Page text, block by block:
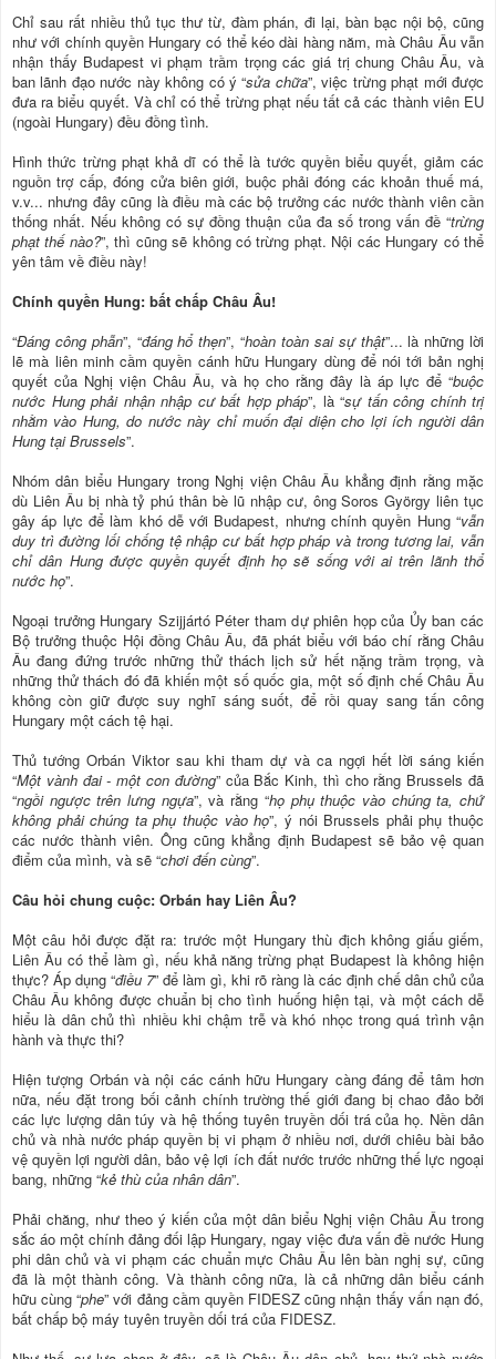
Chỉ sau rất nhiều thủ tục thư từ, đàm phán, đi lại, bàn bạc nội bộ, cũng
như với chính quyền Hungary có thể kéo dài hàng năm, mà Châu Âu vẫn
nhận thấy Budapest vi phạm trầm trọng các giá trị chung Châu Âu, và
ban lãnh đạo nước này không có ý “sửa chữa”, việc trừng phạt mới được
đưa ra biểu quyết. Và chỉ có thể trừng phạt nếu tất cả các thành viên EU
(ngoài Hungary) đều đồng tình.
Hình thức trừng phạt khả dĩ có thể là tước quyền biểu quyết, giảm các
nguồn trợ cấp, đóng cửa biên giới, buộc phải đóng các khoản thuế má,
v.v... nhưng đây cũng là điều mà các bộ trưởng các nước thành viên cần
thống nhất. Nếu không có sự đồng thuận của đa số trong vấn đề “trừng
phạt thế nào?”, thì cũng sẽ không có trừng phạt. Nội các Hungary có thể
yên tâm về điều này!
Chính quyền Hung: bất chấp Châu Âu!
“Đáng công phẫn”, “đáng hổ thẹn”, “hoàn toàn sai sự thật”... là những lời
lẽ mà liên minh cầm quyền cánh hữu Hungary dùng để nói tới bản nghị
quyết của Nghị viện Châu Âu, và họ cho rằng đây là áp lực để “buộc
nước Hung phải nhận nhập cư bất hợp pháp”, là “sự tấn công chính trị
nhằm vào Hung, do nước này chỉ muốn đại diện cho lợi ích người dân
Hung tại Brussels”.
Nhóm dân biểu Hungary trong Nghị viện Châu Âu khẳng định rằng mặc
dù Liên Âu bị nhà tỷ phú thân bè lũ nhập cư, ông Soros György liên tục
gây áp lực để làm khó dễ với Budapest, nhưng chính quyền Hung “vẫn
duy trì đường lối chống tệ nhập cư bất hợp pháp và trong tương lai, vẫn
chỉ dân Hung được quyền quyết định họ sẽ sống với ai trên lãnh thổ
nước họ”.
Ngoại trưởng Hungary Szijjártó Péter tham dự phiên họp của Ủy ban các
Bộ trưởng thuộc Hội đồng Châu Âu, đã phát biểu với báo chí rằng Châu
Âu đang đứng trước những thử thách lịch sử hết nặng trầm trọng, và
những thử thách đó đã khiến một số quốc gia, một số định chế Châu Âu
không còn giữ được suy nghĩ sáng suốt, để rồi quay sang tấn công
Hungary một cách tệ hại.
Thủ tướng Orbán Viktor sau khi tham dự và ca ngợi hết lời sáng kiến
“Một vành đai - một con đường” của Bắc Kinh, thì cho rằng Brussels đã
“ngồi ngược trên lưng ngựa”, và rằng “họ phụ thuộc vào chúng ta, chứ
không phải chúng ta phụ thuộc vào họ”, ý nói Brussels phải phụ thuộc
các nước thành viên. Ông cũng khẳng định Budapest sẽ bảo vệ quan
điểm của mình, và sẽ “chơi đến cùng”.
Câu hỏi chung cuộc: Orbán hay Liên Âu?
Một câu hỏi được đặt ra: trước một Hungary thù địch không giấu giếm,
Liên Âu có thể làm gì, nếu khả năng trừng phạt Budapest là không hiện
thực? Áp dụng “điều 7” để làm gì, khi rõ ràng là các định chế dân chủ của
Châu Âu không được chuẩn bị cho tình huống hiện tại, và một cách dễ
hiểu là dân chủ thì nhiều khi chậm trễ và khó nhọc trong quá trình vận
hành và thực thi?
Hiện tượng Orbán và nội các cánh hữu Hungary càng đáng để tâm hơn
nữa, nếu đặt trong bối cảnh chính trường thế giới đang bị chao đảo bởi
các lực lượng dân túy và hệ thống tuyên truyền dối trá của họ. Nền dân
chủ và nhà nước pháp quyền bị vi phạm ở nhiều nơi, dưới chiêu bài bảo
vệ quyền lợi người dân, bảo vệ lợi ích đất nước trước những thế lực ngoại
bang, những “kẻ thù của nhân dân”.
Phải chăng, như theo ý kiến của một dân biểu Nghị viện Châu Âu trong
sắc áo một chính đảng đối lập Hungary, ngay việc đưa vấn đề nước Hung
phi dân chủ và vi phạm các chuẩn mực Châu Âu lên bàn nghị sự, cũng
đã là một thành công. Và thành công nữa, là cả những dân biểu cánh
hữu cùng “phe” với đảng cầm quyền FIDESZ cũng nhận thấy vấn nạn đó,
bất chấp bộ máy tuyên truyền dối trá của FIDESZ.